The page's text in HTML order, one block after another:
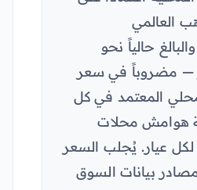
العالمي
— مضروباً في سعر
المعتمد في كل
هوامش محلات
لكل عيار. يُجلب السعر
بيانات السوق